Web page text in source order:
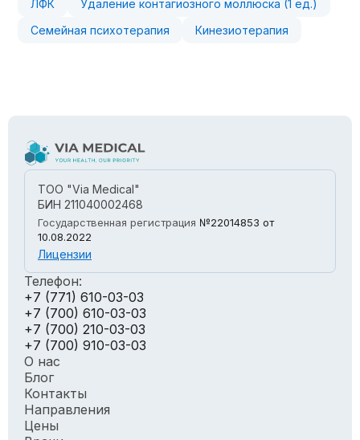
ЛФК
Удаление контагиозного моллюска (1 ед.)
Семейная психотерапия
Кинезиотерапия
ТОО "Via Medical"
БИН 211040002468
Государственная регистрация №22014853 от
10.08.2022
Лицензии
Телефон:
+7 (771) 610-03-03
+7 (700) 610-03-03
+7 (700) 210-03-03
+7 (700) 910-03-03
О нас
Блог
Контакты
Направления
Цены